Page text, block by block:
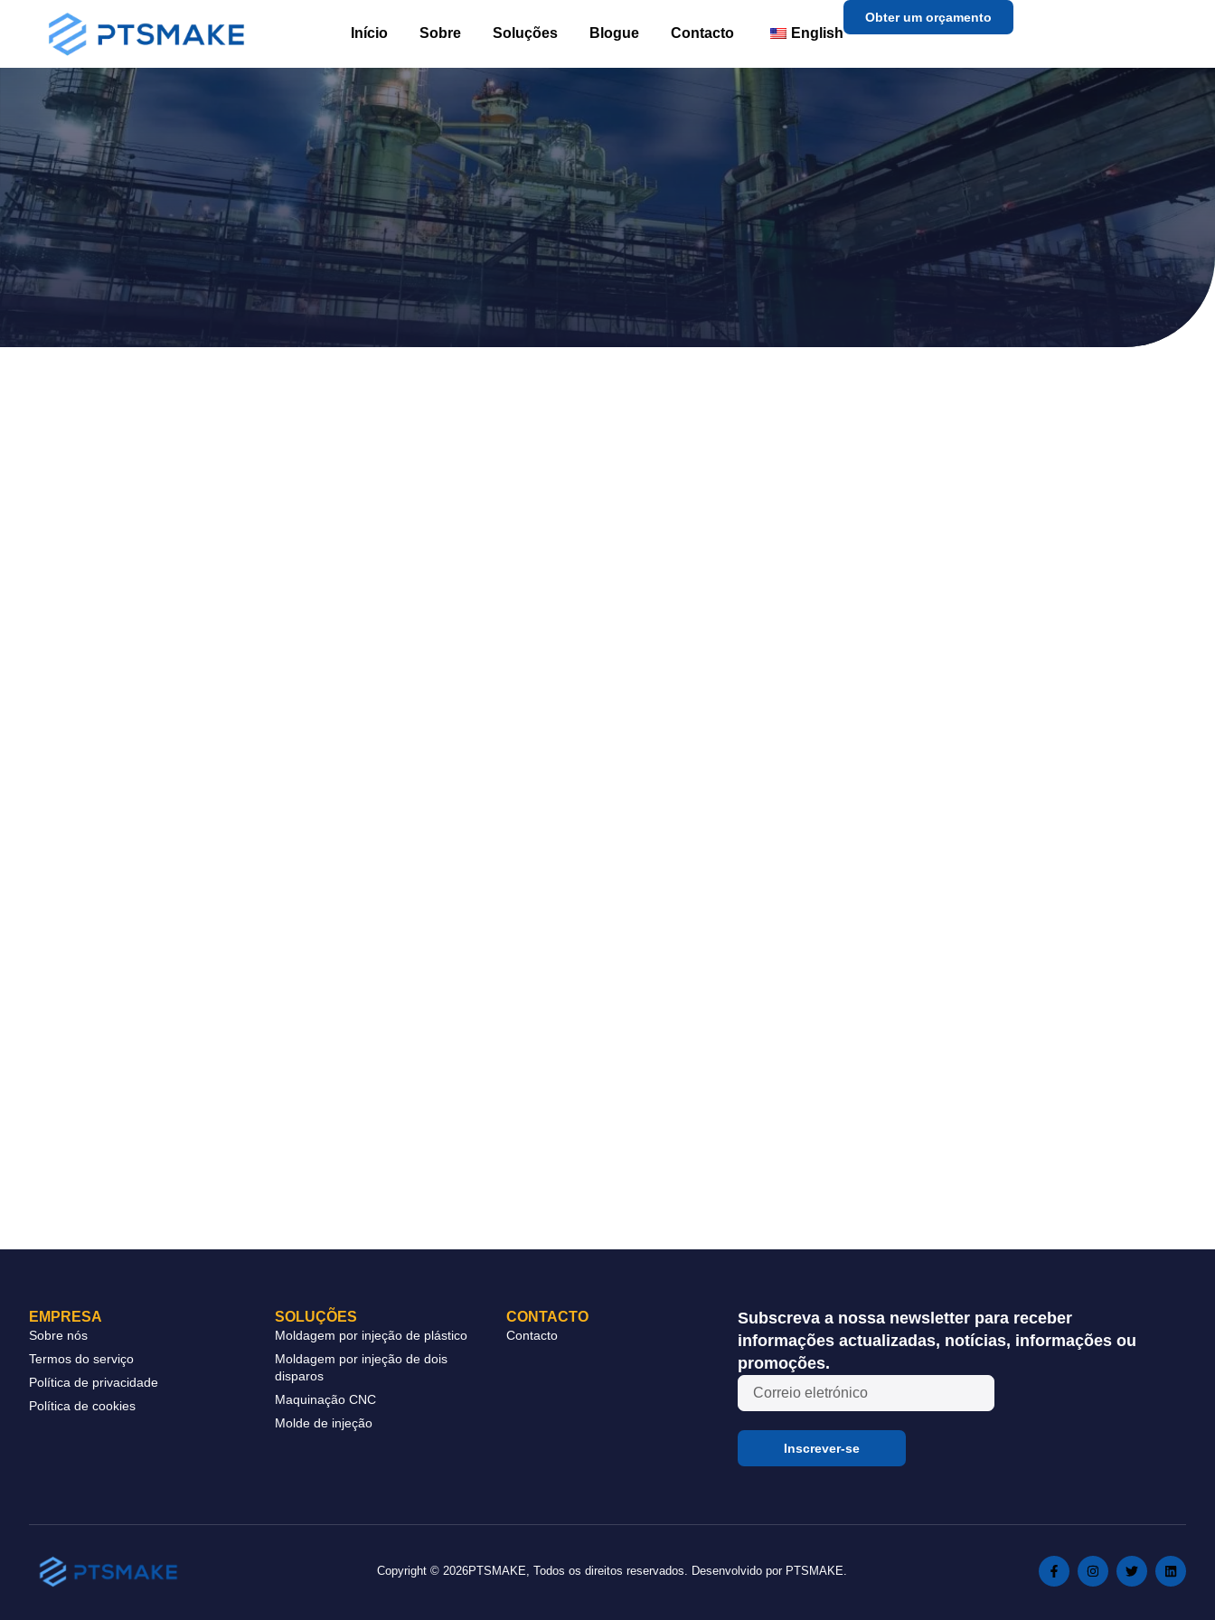
Início Sobre Soluções Blogue Contacto English
Obter um orçamento
EMPRESA
Sobre nós
Termos do serviço
Política de privacidade
Política de cookies
SOLUÇÕES
Moldagem por injeção de plástico
Moldagem por injeção de dois
disparos
Maquinação CNC
Molde de injeção
CONTACTO
Contacto
Subscreva a nossa newsletter para receber
informações actualizadas, notícias, informações ou
promoções.
Inscrever-se
Copyright © 2026PTSMAKE, Todos os direitos reservados. Desenvolvido por PTSMAKE.